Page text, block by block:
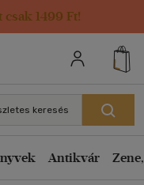
1499 Ft!
keresés
Antikvár